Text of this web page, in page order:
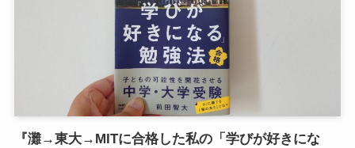
『灘→東大→MITに合格した私の「学びが好きにな